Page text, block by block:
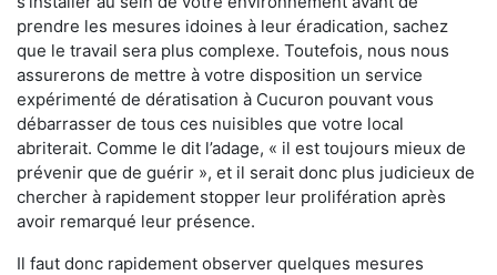
prendre les mesures idoines à leur éradication, sachez
que le travail sera plus complexe. Toutefois, nous nous
assurerons de mettre à votre disposition un service
expérimenté de dératisation à Cucuron pouvant vous
débarrasser de tous ces nuisibles que votre local
abriterait. Comme le dit l’adage, « il est toujours mieux de
prévenir que de guérir », et il serait donc plus judicieux de
chercher à rapidement stopper leur prolifération après
avoir remarqué leur présence.
Il faut donc rapidement observer quelques mesures